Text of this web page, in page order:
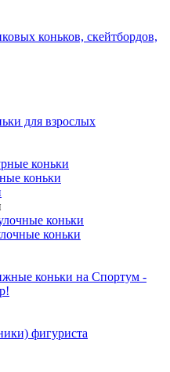
коньков, скейтбордов,
для взрослых
коньки
коньки
коньки
коньки
коньки на Спортум -
фигуриста